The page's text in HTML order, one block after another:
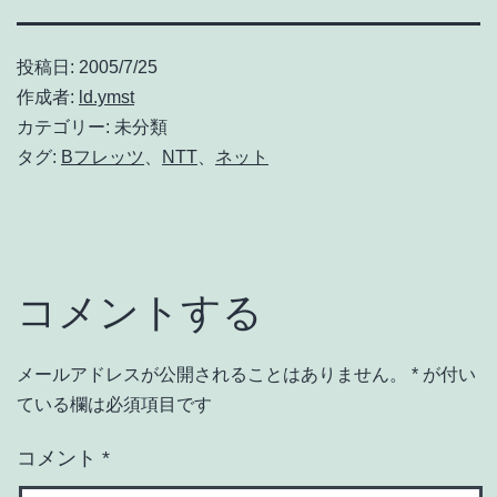
投稿日: 2005/7/25
作成者: ld.ymst
カテゴリー: 未分類
タグ: Bフレッツ NTT ネット
コメントする
メールアドレスが公開されることはありません。 * が付い
ている欄は必須項目です
コメント *